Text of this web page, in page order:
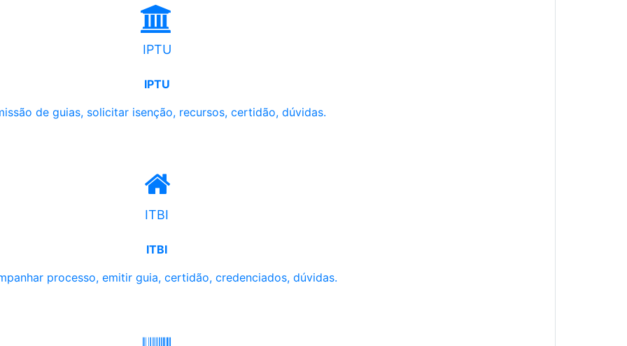
IPTU
IPTU
de guias, solicitar isenção, recursos, certidão, dúvidas.
ITBI
ITBI
processo, emitir guia, certidão, credenciados, dúvidas.